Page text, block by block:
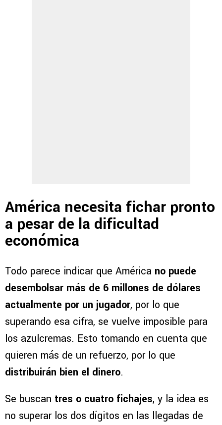
América necesita fichar pronto
a pesar de la dificultad
económica
Todo parece indicar que América no puede
desembolsar más de 6 millones de dólares
actualmente por un jugador, por lo que
superando esa cifra, se vuelve imposible para
los azulcremas. Esto tomando en cuenta que
quieren más de un refuerzo, por lo que
distribuirán bien el dinero.
Se buscan tres o cuatro fichajes, y la idea es
no superar los dos dígitos en las llegadas de